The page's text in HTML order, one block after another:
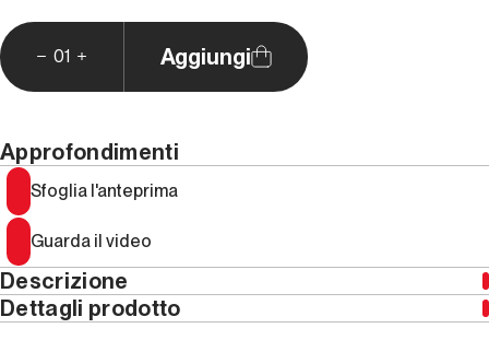
01 Aggiungi
Approfondimenti
Sfoglia l'anteprima
Guarda il video
Descrizione
Traduzione di Matteo Di Pierro.
Dettagli prodotto